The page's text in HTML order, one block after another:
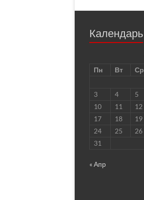
Календарь
Пн
Вт Ср
3
4 5
10
11 12
17
18 19
24
25 26
31
« Апр